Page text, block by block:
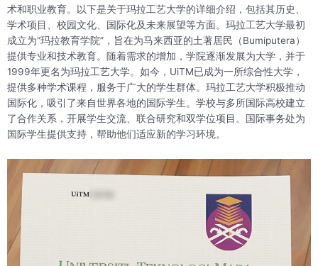
术和职业教育。以下是关于玛拉工艺大学的详细介绍，包括其历史、
学术项目、校园文化、国际化及未来展望等方面。玛拉工艺大学最初
成立为“玛拉教育学院”，旨在为马来西亚的土著居民（Bumiputera）
提供专业和技术教育。随着需求的增加，学院逐渐发展为大学，并于
1999年更名为玛拉工艺大学。如今，UiTM已成为一所综合性大学，
提供多种学术课程，服务于广大的学生群体。玛拉工艺大学积极推动
国际化，吸引了来自世界各地的国际学生。学校与多所国际高校建立
了合作关系，开展学生交流、联合研究和双学位项目。国际事务处为
国际学生提供支持，帮助他们适应新的学习环境。